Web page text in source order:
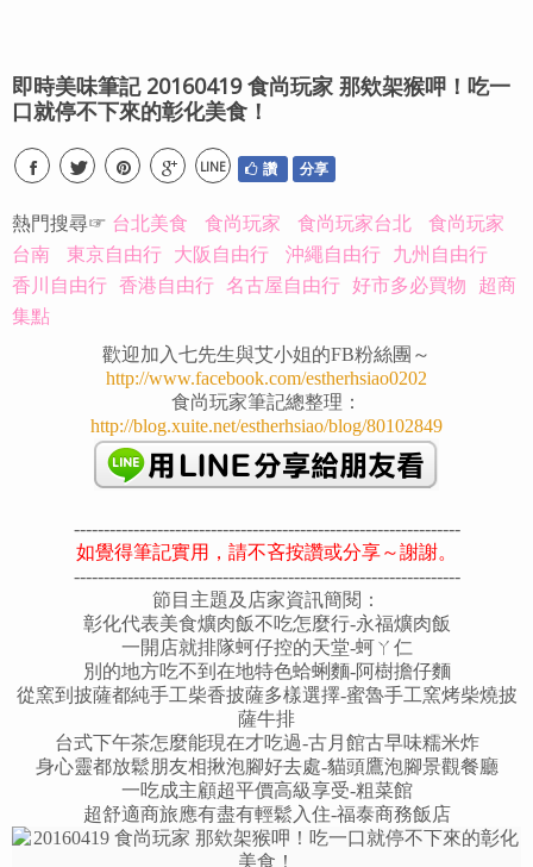
即時美味筆記 20160419 食尚玩家 那欸架猴呷！吃一
口就停不下來的彰化美食！
LINE 讚 分享
熱門搜尋☞ 台北美食 食尚玩家 食尚玩家台北
食尚玩家
台南
東京自由行 大阪自由行 沖繩自由行 九州自由行
香川自由行 香港自由行 名古屋自由行 好市多必買物 超商
集點
歡迎加入七先生與艾小姐的FB粉絲團～
http://www.facebook.com/estherhsiao0202
食尚玩家筆記總整理：
http://blog.xuite.net/estherhsiao/blog/80102849
-----------------------------------------------------------------
如覺得筆記實用，請不吝按讚或分享～謝謝。
-----------------------------------------------------------------
節目主題及店家資訊簡閱：
彰化代表美食爌肉飯不吃怎麼行-永福爌肉飯
一開店就排隊蚵仔控的天堂-蚵ㄚ仁
別的地方吃不到在地特色蛤蜊麵-阿樹擔仔麵
從窯到披薩都純手工柴香披薩多樣選擇-蜜魯手工窯烤柴燒披
薩牛排
台式下午茶怎麼能現在才吃過-古月館古早味糯米炸
身心靈都放鬆朋友相揪泡腳好去處-貓頭鷹泡腳景觀餐廳
一吃成主顧超平價高級享受-粗菜館
超舒適商旅應有盡有輕鬆入住-福泰商務飯店